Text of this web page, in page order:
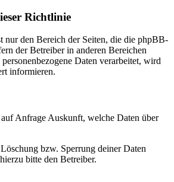
Richtlinie
nur den Bereich der Seiten, die die phpBB-
der Betreiber in anderen Bereichen
Daten verarbeitet, wird
informieren.
Anfrage Auskunft, welche Daten über
bzw. Sperrung deiner Daten
bitte den Betreiber.